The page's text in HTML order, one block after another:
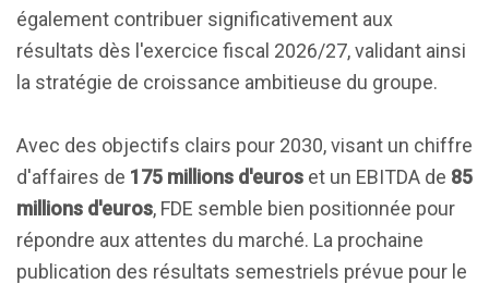
également contribuer significativement aux
résultats dès l'exercice fiscal 2026/27, validant ainsi
la stratégie de croissance ambitieuse du groupe.
Avec des objectifs clairs pour 2030, visant un chiffre
d'affaires de 175 millions d'euros et un EBITDA de 85
millions d'euros, FDE semble bien positionnée pour
répondre aux attentes du marché. La prochaine
publication des résultats semestriels prévue pour le